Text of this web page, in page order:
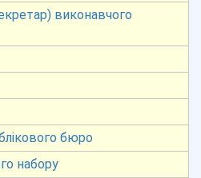
виконавчого
бюро
набору